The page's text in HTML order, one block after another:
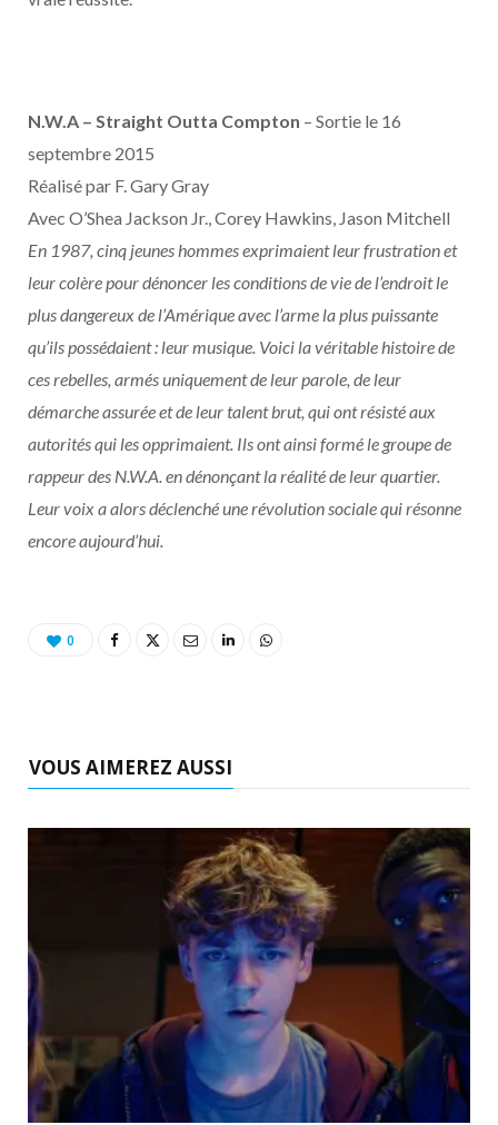
N.W.A – Straight Outta Compton – Sortie le 16
septembre 2015
Réalisé par F. Gary Gray
Avec O’Shea Jackson Jr., Corey Hawkins, Jason Mitchell
En 1987, cinq jeunes hommes exprimaient leur frustration et
leur colère pour dénoncer les conditions de vie de l’endroit le
plus dangereux de l’Amérique avec l’arme la plus puissante
qu’ils possédaient : leur musique. Voici la véritable histoire de
ces rebelles, armés uniquement de leur parole, de leur
démarche assurée et de leur talent brut, qui ont résisté aux
autorités qui les opprimaient. Ils ont ainsi formé le groupe de
rappeur des N.W.A. en dénonçant la réalité de leur quartier.
Leur voix a alors déclenché une révolution sociale qui résonne
encore aujourd’hui.
0
VOUS AIMEREZ AUSSI